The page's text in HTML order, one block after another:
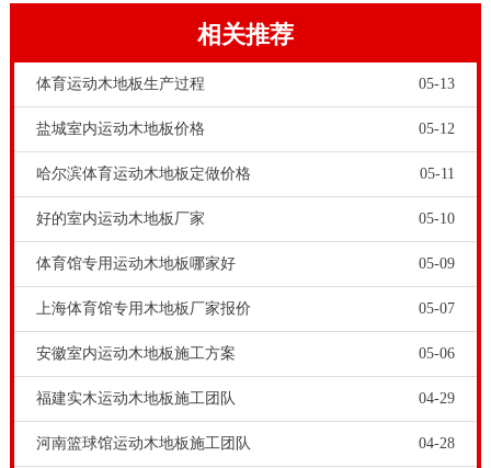
装的保障工程。特别是通电，没有灯光照明，总不能在
黑灯瞎火的环境中进行地板铺装吧。
体育馆运动木地板铺装工程，要坚决杜绝交叉施工。体
育场馆建筑工程的其它工程项目完工后，再来开展体育
馆运动木地板铺装。不然的话，交叉施工其它工程会干
扰体育馆运动木地板安装进度，同时工地现场人来人
往，一不小心就会破坏已经铺装好的体育馆运动木地板
安装效果。
3、四个到位
相关推荐
体育运动木地板生产过程 05-13
盐城室内运动木地板价格 05-12
哈尔滨体育运动木地板定做价格 05-11
好的室内运动木地板厂家 05-10
体育馆专用运动木地板哪家好 05-09
上海体育馆专用木地板厂家报价 05-07
安徽室内运动木地板施工方案 05-06
福建实木运动木地板施工团队 04-29
河南篮球馆运动木地板施工团队 04-28